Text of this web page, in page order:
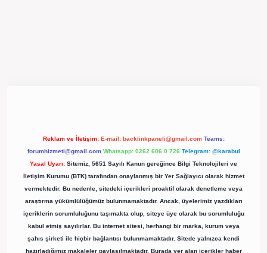
Reklam ve İletişim: E-mail: backlinkpaneli@gmail.com Teams:
forumhizmeti@gmail.com Whatsapp: 0262 606 0 726 Telegram: @karabul
Yasal Uyarı: Sitemiz, 5651 Sayılı Kanun gereğince Bilgi Teknolojileri ve
İletişim Kurumu (BTK) tarafından onaylanmış bir Yer Sağlayıcı olarak hizmet
vermektedir. Bu nedenle, sitedeki içerikleri proaktif olarak denetleme veya
araştırma yükümlülüğümüz bulunmamaktadır. Ancak, üyelerimiz yazdıkları
içeriklerin sorumluluğunu taşımakta olup, siteye üye olarak bu sorumluluğu
kabul etmiş sayılırlar. Bu internet sitesi, herhangi bir marka, kurum veya
şahıs şirketi ile hiçbir bağlantısı bulunmamaktadır. Sitede yalnızca kendi
hazırladığımız makaleler paylaşılmaktadır. Burada yer alan içerikler haber